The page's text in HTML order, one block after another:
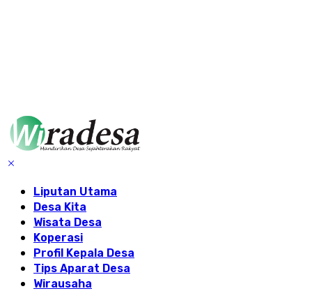
Liputan Utama
Desa Kita
Wisata Desa
Koperasi
Profil Kepala Desa
Tips Aparat Desa
Wirausaha